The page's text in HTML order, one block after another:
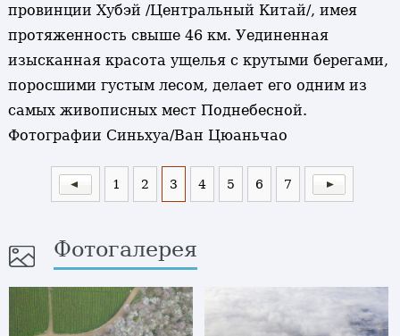
провинции Хубэй /Центральный Китай/, имея
протяженность свыше 46 км. Уединенная
изысканная красота ущелья с крутыми берегами,
поросшими густым лесом, делает его одним из
самых живописных мест Поднебесной.
Фотографии Синьхуа/Ван Цюаньчао
1 2 3 4 5 6 7
Фотогалерея